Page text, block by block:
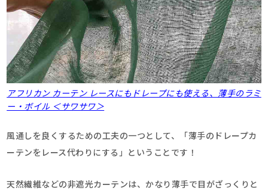
アフリカン カーテン レースにもドレープにも使える、薄手のラミ
ー・ボイル ＜サワサワ＞
風通しを良くするための工夫の一つとして、「薄手のドレープカ
ーテンをレース代わりにする」ということです！
天然繊維などの非遮光カーテンは、かなり薄手で目がざっくりと